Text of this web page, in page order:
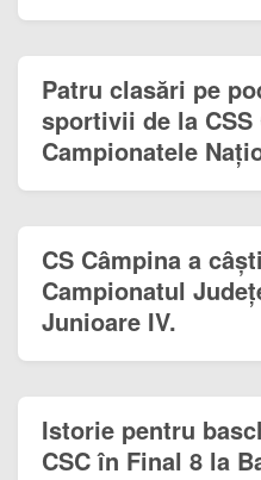
Patru clasări pe
sportivii de la
Campionatele
CS Câmpina a
Campionatul
Junioare IV.
Istorie pentru
CSC în Final 8 la